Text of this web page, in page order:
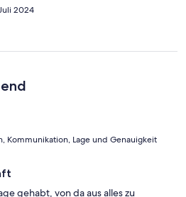
2024
Kommunikation, Lage und Genauigkeit
gehabt, von da aus alles zu